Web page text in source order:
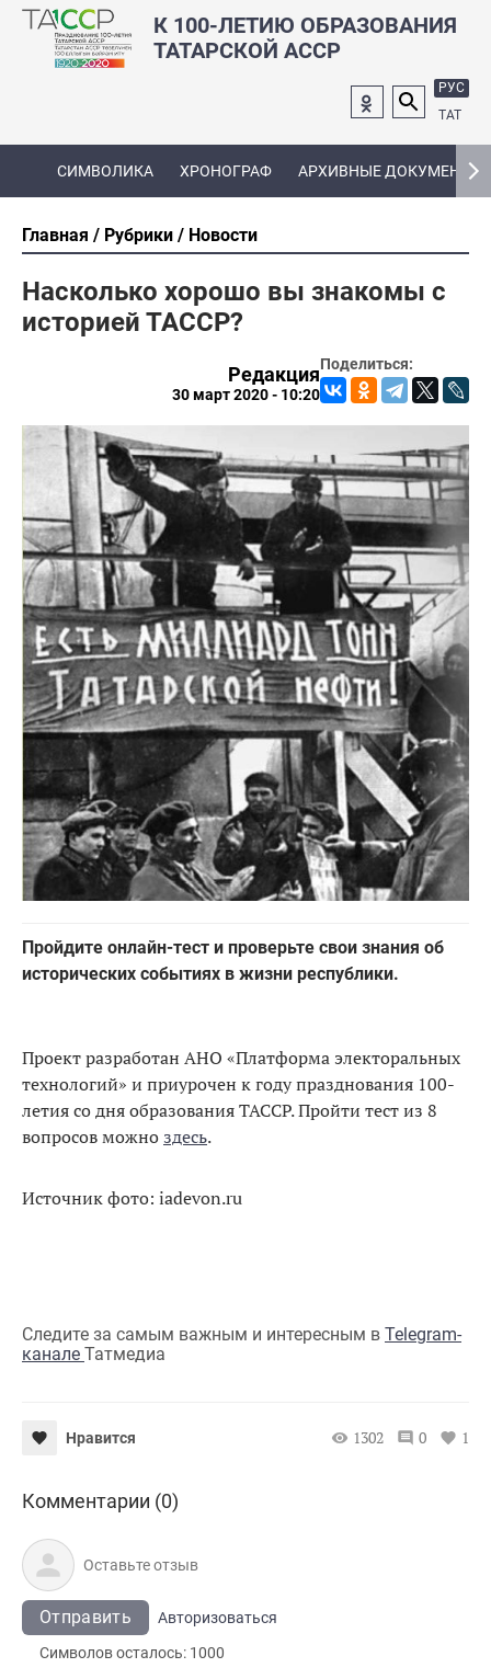
К 100-ЛЕТИЮ ОБРАЗОВАНИЯ
ТАТАРСКОЙ АССР
РУС
ТАТ
СИМВОЛИКА ХРОНОГРАФ АРХИВНЫЕ ДОКУМЕНТЫ
Главная Рубрики Новости
Насколько хорошо вы знакомы с
историей ТАССР?
Поделиться:
Редакция
30 март 2020 - 10:20
Пройдите онлайн-тест и проверьте свои знания об
исторических событиях в жизни республики.
Проект разработан АНО «Платформа электоральных
технологий» и приурочен к году празднования 100-
летия со дня образования ТАССР. Пройти тест из 8
вопросов можно здесь.
Источник фото: iadevon.ru
Следите за самым важным и интересным в Telegram-
канале Татмедиа
Нравится 1302 0 1
Комментарии (0)
Отправить
Авторизоваться
Символов осталось: 1000